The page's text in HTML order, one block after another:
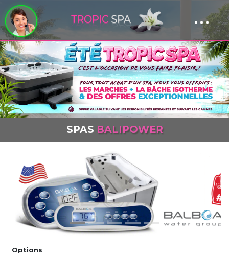
Panneau de gestion des cookies ...
SPAS BALIPOWER
Previous Next
Options